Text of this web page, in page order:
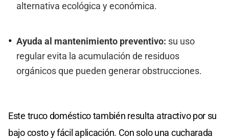
alternativa ecológica y económica.
Ayuda al mantenimiento preventivo: su uso
regular evita la acumulación de residuos
orgánicos que pueden generar obstrucciones.
Este truco doméstico también resulta atractivo por su
bajo costo y fácil aplicación. Con solo una cucharada